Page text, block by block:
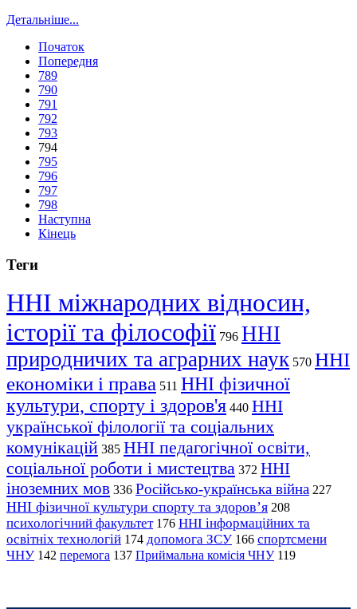
Детальніше...
Початок
Попередня
789
790
791
792
793
794
795
796
797
798
Наступна
Кінець
Теги
ННІ міжнародних відносин,
історії та філософії 796 ННІ
природничих та аграрних наук 570 ННІ
економіки і права 511 ННІ фізичної
культури, спорту і здоров'я 440 ННІ
української філології та соціальних
комунікацій 385 ННІ педагогічної освіти,
соціальної роботи і мистецтва 372 ННІ
іноземних мов 336 Російсько-українська війна 227
ННІ фізичної культури спорту та здоров’я 208
психологічний факультет 176 ННІ інформаційних та
освітніх технологій 174 допомога ЗСУ 166 спортсмени
ЧНУ 142 перемога 137 Приймальна комісія ЧНУ 119